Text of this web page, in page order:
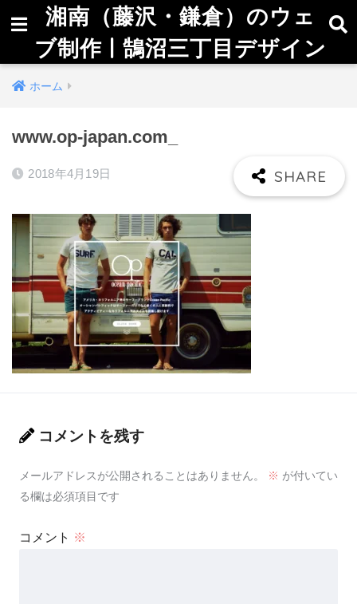
湘南（藤沢・鎌倉）のウェ
ブ制作 | 鵠沼三丁目デザイン
ホーム
www.op-japan.com_
2018年4月19日
コメントを残す
メールアドレスが公開されることはありません。 ※ が付いてい
る欄は必須項目です
コメント ※